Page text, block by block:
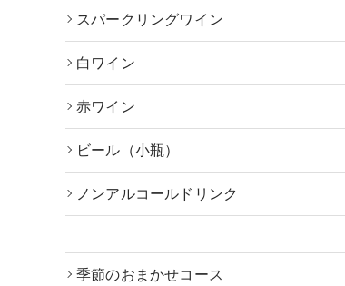
スパークリングワイン
白ワイン
赤ワイン
ビール（小瓶）
ノンアルコールドリンク
季節のおまかせコース